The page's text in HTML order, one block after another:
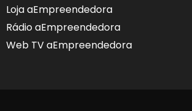
Loja aEmpreendedora
Rádio aEmpreendedora
Web TV aEmpreendedora